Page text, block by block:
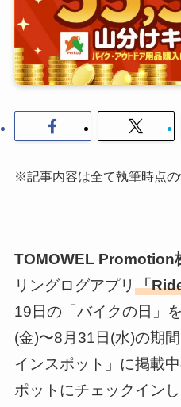
※記事内容は全て執筆時点の
TOMOWEL Promotion
リングログアプリ 「
19日の「バイクの日」
(金)〜8月31日(水)の期
インスポット」に掲載
ポットにチェックイン